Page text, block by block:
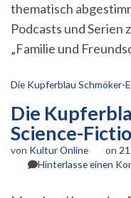
thematisch
Podcasts und Serien
„Familie und
Die Kupferblau Schmöker-
Die
Science-
von Kultur Online on
Hinterlasse einen